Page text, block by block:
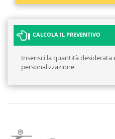
CALCOLA IL PREVENTIVO
Inserisci la quantità desiderata
personalizzazione